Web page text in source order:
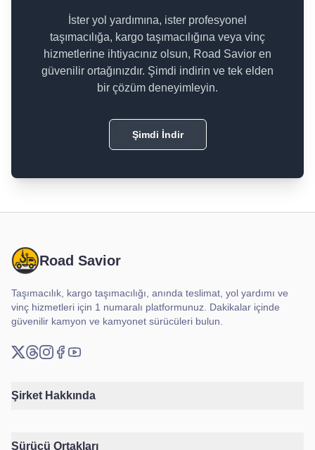
İster yol yardımına, ister profesyonel
taşımacılığa, kargo taşımacılığına veya vinç
hizmetlerine ihtiyacınız olsun, Road Savior en
güvenilir ortağınızdır. Şimdi indirin ve tek elden
bir çözüm deneyimleyin.
Şimdi İndir
Road Savior
Taşımacılık, kargo taşımacılığı, anında teslimat, yol yardımı ve
vinç hizmetleri için 1 numaralı platformunuz. Dakikalar içinde
güvenilir kamyon ve kamyonet sürücüleri bulun.
Şirket Hakkında
Sürücü Ortakları